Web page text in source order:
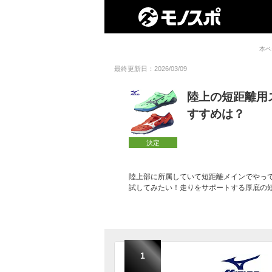
本
最終更新日：2026/03/09
決定
陸上の短距離
すすめは？
陸上部に所属していて短距離メインでやっ
試してみたい！走りをサポートする厚底の
1